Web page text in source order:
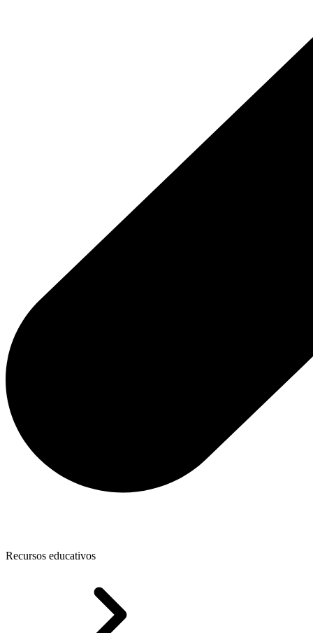
Recursos educativos